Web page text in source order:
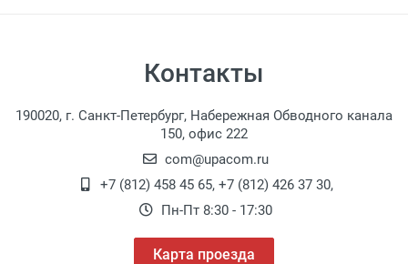
Контакты
190020, г. Санкт-Петербург, Набережная Обводного канала
150, офис 222
com@upacom.ru
+7 (812) 458 45 65, +7 (812) 426 37 30,
Пн-Пт 8:30 - 17:30
Карта проезда